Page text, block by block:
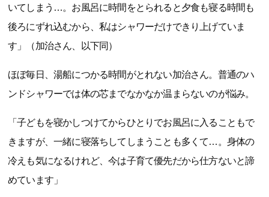
いてしまう…。お風呂に時間をとられると夕食も寝る時間も
後ろにずれ込むから、私はシャワーだけできり上げていま
す」（加治さん、以下同）
ほぼ毎日、湯船につかる時間がとれない加治さん。普通のハ
ンドシャワーでは体の芯までなかなか温まらないのが悩み。
「子どもを寝かしつけてからひとりでお風呂に入ることもで
きますが、一緒に寝落ちしてしまうことも多くて…。身体の
冷えも気になるけれど、今は子育て優先だから仕方ないと諦
めています」